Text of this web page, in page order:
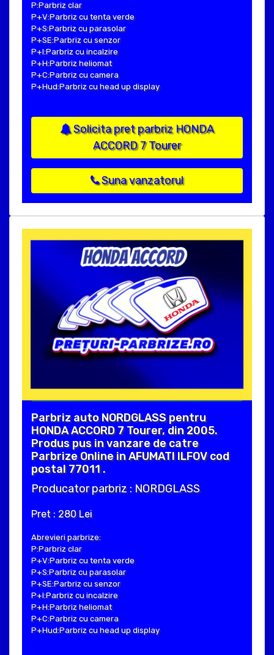
P:Parbriz clar
P+V:Parbriz cu tenta verde
P+S:Parbriz cu parasolar
P+SE:Parbriz cu senzor
P+I:Parbriz cu incalzire
P+H:Parbriz heliomat
P+C:Parbriz cu camera
P+Hud:Parbriz cu head up display
Solicita pret parbriz HONDA
ACCORD 7 Tourer
Suna vanzatorul
Parbriz auto NORDGLASS pentru
HONDA ACCORD 7 Tourer, din 2005.
Produs pus in vanzare de catre
Parbrize Online in AFUMATI ILFOV cod
postal 77011 .
Producator parbriz : NORDGLASS
Pret : 280 Lei
Abrevieri parbrize:
P:Parbriz clar
P+V:Parbriz cu tenta verde
P+S:Parbriz cu parasolar
P+SE:Parbriz cu senzor
P+I:Parbriz cu incalzire
P+H:Parbriz heliomat
P+C:Parbriz cu camera
P+Hud:Parbriz cu head up display